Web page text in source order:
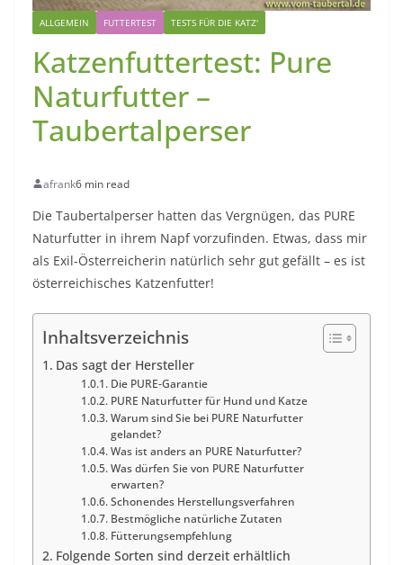
ALLGEMEIN FUTTERTEST TESTS FÜR DIE KATZ'
Katzenfuttertest: Pure
Naturfutter –
Taubertalperser
afrank6 min read
Die Taubertalperser hatten das Vergnügen, das PURE
Naturfutter in ihrem Napf vorzufinden. Etwas, dass mir
als Exil-Österreicherin natürlich sehr gut gefällt – es ist
österreichisches Katzenfutter!
Inhaltsverzeichnis
Das sagt der Hersteller
Die PURE-Garantie
PURE Naturfutter für Hund und Katze
Warum sind Sie bei PURE Naturfutter
gelandet?
Was ist anders an PURE Naturfutter?
Was dürfen Sie von PURE Naturfutter
erwarten?
Schonendes Herstellungsverfahren
Bestmögliche natürliche Zutaten
Fütterungsempfehlung
Folgende Sorten sind derzeit erhältlich